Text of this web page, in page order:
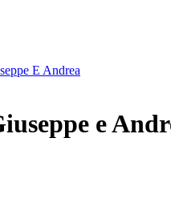
E Andrea
e